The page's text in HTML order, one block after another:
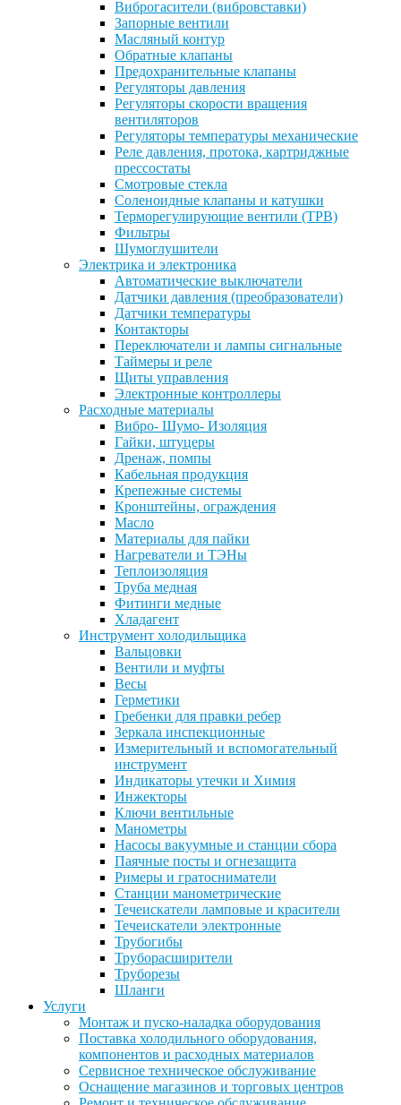
Виброгасители (вибровставки)
Запорные вентили
Масляный контур
Обратные клапаны
Предохранительные клапаны
Регуляторы давления
Регуляторы скорости вращения
вентиляторов
Регуляторы температуры механические
Реле давления, протока, картриджные
прессостаты
Смотровые стекла
Соленоидные клапаны и катушки
Терморегулирующие вентили (ТРВ)
Фильтры
Шумоглушители
Электрика и электроника
Автоматические выключатели
Датчики давления (преобразователи)
Датчики температуры
Контакторы
Переключатели и лампы сигнальные
Таймеры и реле
Щиты управления
Электронные контроллеры
Расходные материалы
Вибро- Шумо- Изоляция
Гайки, штуцеры
Дренаж, помпы
Кабельная продукция
Крепежные системы
Кронштейны, ограждения
Масло
Материалы для пайки
Нагреватели и ТЭНы
Теплоизоляция
Труба медная
Фитинги медные
Хладагент
Инструмент холодильщика
Вальцовки
Вентили и муфты
Весы
Герметики
Гребенки для правки ребер
Зеркала инспекционные
Измерительный и вспомогательный
инструмент
Индикаторы утечки и Химия
Инжекторы
Ключи вентильные
Манометры
Насосы вакуумные и станции сбора
Паячные посты и огнезащита
Римеры и гратосниматели
Станции манометрические
Течеискатели ламповые и красители
Течеискатели электронные
Трубогибы
Труборасширители
Труборезы
Шланги
Услуги
Монтаж и пуско-наладка оборудования
Поставка холодильного оборудования,
компонентов и расходных материалов
Сервисное техническое обслуживание
Оснащение магазинов и торговых центров